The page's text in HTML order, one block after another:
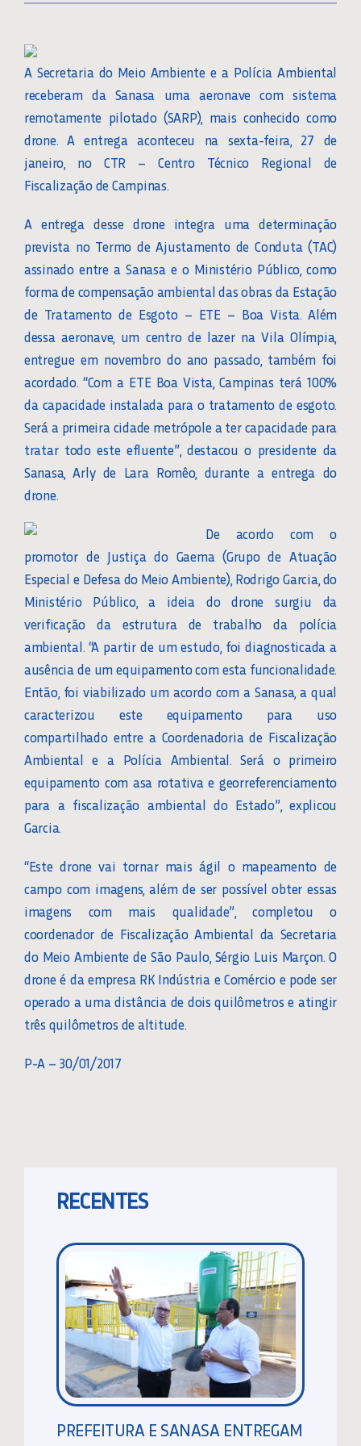
A Secretaria do Meio Ambiente e a Polícia Ambiental
receberam da Sanasa uma aeronave com sistema
remotamente pilotado (SARP), mais conhecido como
drone. A entrega aconteceu na sexta-feira, 27 de
janeiro, no CTR – Centro Técnico Regional de
Fiscalização de Campinas.
A entrega desse drone integra uma determinação
prevista no Termo de Ajustamento de Conduta (TAC)
assinado entre a Sanasa e o Ministério Público, como
forma de compensação ambiental das obras da Estação
de Tratamento de Esgoto – ETE – Boa Vista. Além
dessa aeronave, um centro de lazer na Vila Olímpia,
entregue em novembro do ano passado, também foi
acordado. “Com a ETE Boa Vista, Campinas terá 100%
da capacidade instalada para o tratamento de esgoto.
Será a primeira cidade metrópole a ter capacidade para
tratar todo este efluente”, destacou o presidente da
Sanasa, Arly de Lara Romêo, durante a entrega do
drone.
De acordo com o
promotor de Justiça do Gaema (Grupo de Atuação
Especial e Defesa do Meio Ambiente), Rodrigo Garcia, do
Ministério Público, a ideia do drone surgiu da
verificação da estrutura de trabalho da polícia
ambiental. “A partir de um estudo, foi diagnosticada a
ausência de um equipamento com esta funcionalidade.
Então, foi viabilizado um acordo com a Sanasa, a qual
caracterizou este equipamento para uso
compartilhado entre a Coordenadoria de Fiscalização
Ambiental e a Polícia Ambiental. Será o primeiro
equipamento com asa rotativa e georreferenciamento
para a fiscalização ambiental do Estado”, explicou
Garcia.
“Este drone vai tornar mais ágil o mapeamento de
campo com imagens, além de ser possível obter essas
imagens com mais qualidade”, completou o
coordenador de Fiscalização Ambiental da Secretaria
do Meio Ambiente de São Paulo, Sérgio Luis Marçon. O
drone é da empresa RK Indústria e Comércio e pode ser
operado a uma distância de dois quilômetros e atingir
três quilômetros de altitude.
P-A – 30/01/2017
RECENTES
PREFEITURA E SANASA ENTREGAM